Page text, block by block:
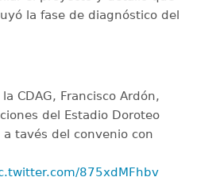
la fase de diagnóstico del
CDAG, Francisco Ardón,
del Estadio Doroteo
a tavés del convenio con
875xdMFhbv